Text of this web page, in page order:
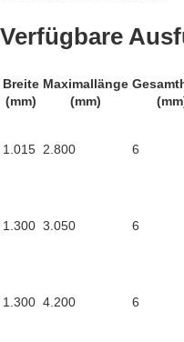
Verfügbare
Breite
(mm)
Maximallänge
(mm)
1.015 2.800 6
1.300 3.050 6
1.300 4.200 6